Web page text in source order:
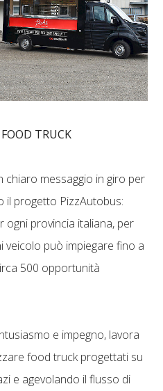
TRUCK
chiaro messaggio in giro per
il progetto PizzAutobus:
provincia italiana, per
veicolo può impiegare fino a
500 opportunità
e impegno, lavora
food truck progettati su
e agevolando il flusso di